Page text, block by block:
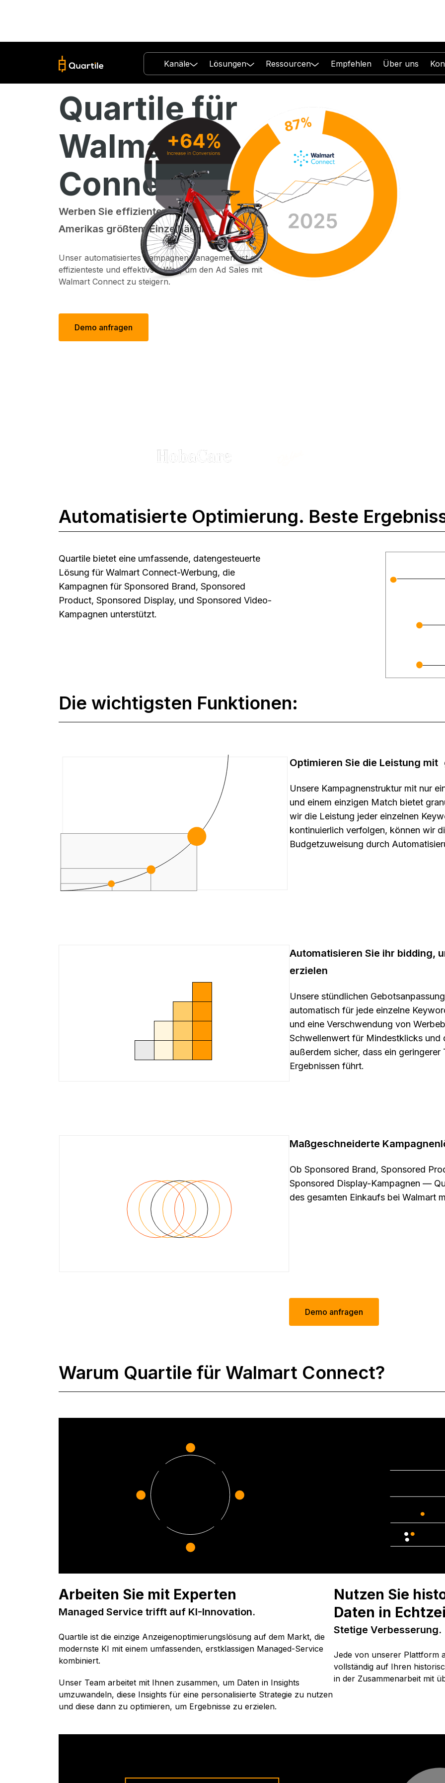
Kanäle Lösungen Ressourcen Empfehlen Über uns
Quartile für
Walmart
Connect
Werben Sie effizienter und effektiver bei
Amerikas größtem Einzelhändler.
Unser automatisiertes Kampagnenmanagement ist der
effizienteste und effektivste Weg, um den Ad Sales mit
Walmart Connect zu steigern.
Demo anfragen
Automatisierte Optimierung. Beste
Quartile bietet eine umfassende, datengesteuerte
Lösung für Walmart Connect-Werbung, die
Kampagnen für Sponsored Brand, Sponsored
Product, Sponsored Display, und Sponsored Video-
Kampagnen unterstützt.
Die wichtigsten Funktionen:
Optimieren Sie die Leistung mit
Unsere Kampagnenstruktur mit nur
und einem einzigen Match bietet
wir die Leistung jeder einzelnen
kontinuierlich verfolgen, können wir
Budgetzuweisung durch
Automatisieren Sie ihr bidding,
erzielen
Unsere stündlichen
automatisch für jede einzelne
und eine Verschwendung von
Schwellenwert für Mindestklicks und
außerdem sicher, dass ein
Ergebnissen führt.
Maßgeschneiderte
Ob Sponsored Brand, Sponsored
Sponsored Display-Kampagnen —
des gesamten Einkaufs bei Walmart
Demo anfragen
Warum Quartile für Walmart Connect?
Arbeiten Sie mit Experten
Managed Service trifft auf KI-Innovation.
Quartile ist die einzige Anzeigenoptimierungslösung auf dem Markt, die
modernste KI mit einem umfassenden, erstklassigen Managed-Service
kombiniert.
Unser Team arbeitet mit Ihnen zusammen, um Daten in Insights
umzuwandeln, diese Insights für eine personalisierte Strategie zu nutzen
und diese dann zu optimieren, um Ergebnisse zu erzielen.
Nutzen Sie
Daten in
Stetige Verbesserung.
Jede von unserer Plattform
vollständig auf Ihren
in der Zusammenarbeit mit